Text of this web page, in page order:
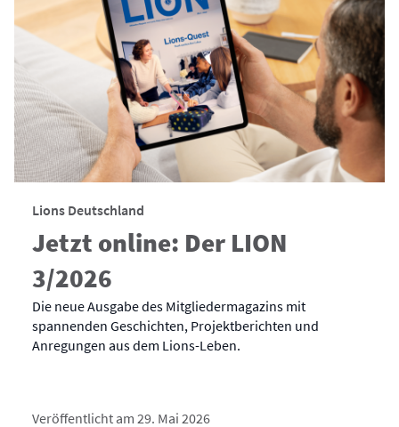
Lions Deutschland
Jetzt online: Der LION
3/2026
Die neue Ausgabe des Mitgliedermagazins mit
spannenden Geschichten, Projektberichten und
Anregungen aus dem Lions-Leben.
Veröffentlicht am 29. Mai 2026